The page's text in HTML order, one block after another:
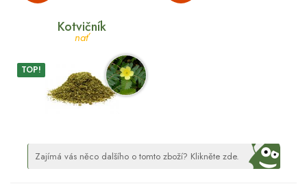
Kotvičník
nať
TOP!
Zajímá vás něco dalšího o tomto zboží? Klikněte zde.